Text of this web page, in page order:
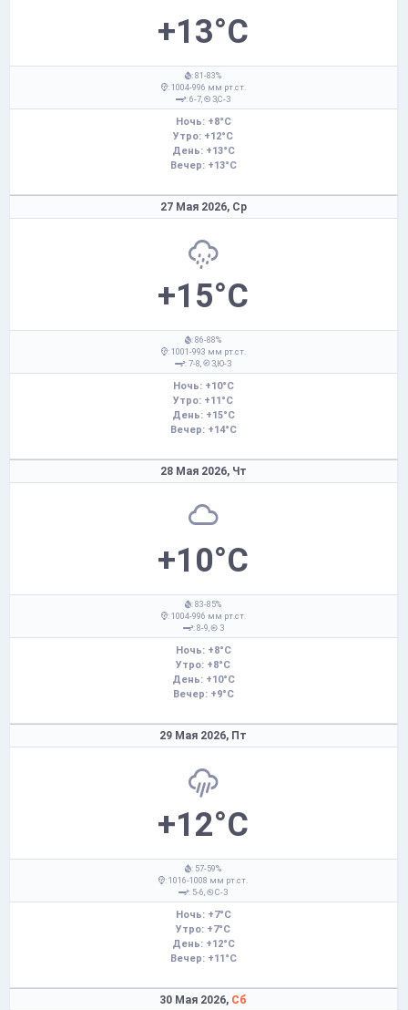
+13°C
: 81-83%
: 1004-996 мм рт.ст.
: 6-7,
З,С-З
Ночь: +8°C
Утро: +12°C
День: +13°C
Вечер: +13°C
27 Мая 2026, Ср
+15°C
: 86-88%
: 1001-993 мм рт.ст.
: 7-8,
З,Ю-З
Ночь: +10°C
Утро: +11°C
День: +15°C
Вечер: +14°C
28 Мая 2026, Чт
+10°C
: 83-85%
: 1004-996 мм рт.ст.
: 8-9,
З
Ночь: +8°C
Утро: +8°C
День: +10°C
Вечер: +9°C
29 Мая 2026, Пт
+12°C
: 57-59%
: 1016-1008 мм рт.ст.
: 5-6,
С-З
Ночь: +7°C
Утро: +7°C
День: +12°C
Вечер: +11°C
30 Мая 2026, Сб